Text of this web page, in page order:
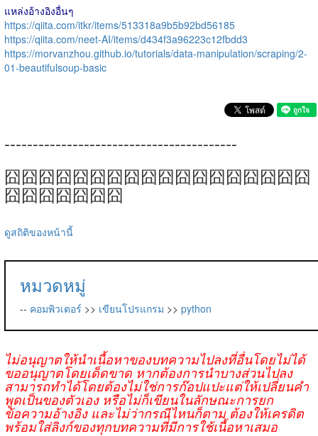
แหล่งอ้างอิงอื่นๆ
https://qiita.com/itkr/items/513318a9b5b92bd56185
https://qiita.com/neet-AI/items/d434f3a96223c12fbdd3
https://morvanzhou.github.io/tutorials/data-manipulation/scraping/2-
01-beautifulsoup-basic
-----------------------------------------
囧囧囧囧囧囧囧囧囧囧囧囧囧囧囧囧囧囧
囧囧囧囧囧囧囧
ดูสถิติของหน้านี้
หมวดหมู่
-- คอมพิวเตอร์ >> เขียนโปรแกรม >> python
ไม่อนุญาตให้นำเนื้อหาของบทความไปลงที่อื่นโดยไม่ได้
ขออนุญาตโดยเด็ดขาด หากต้องการนำบางส่วนไปลง
สามารถทำได้โดยต้องไม่ใช่การก๊อปแปะแต่ให้เปลี่ยนคำ
พูดเป็นของตัวเอง หรือไม่ก็เขียนในลักษณะการยก
ข้อความอ้างอิง และไม่ว่ากรณีไหนก็ตาม ต้องให้เครดิต
พร้อมใส่ลิงก์ของทุกบทความที่มีการใช้เนื้อหาเสมอ